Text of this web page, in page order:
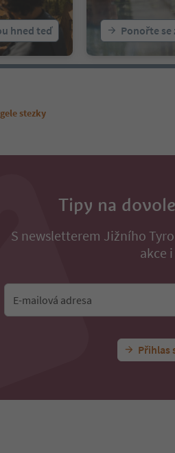
hned teď Ponořte se
stezky
Tipy na
S newsletterem Jižního
akce
E-mailová adresa
Přihlas